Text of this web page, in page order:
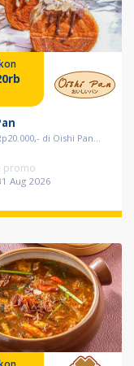
di Oishi Pan...
promo
Aug 2026